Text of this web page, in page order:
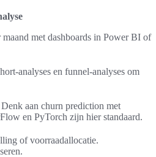
met dashboards in Power BI of
analyses en funnel-analyses om
aan churn prediction met
en PyTorch zijn hier standaard.
of voorraadallocatie.